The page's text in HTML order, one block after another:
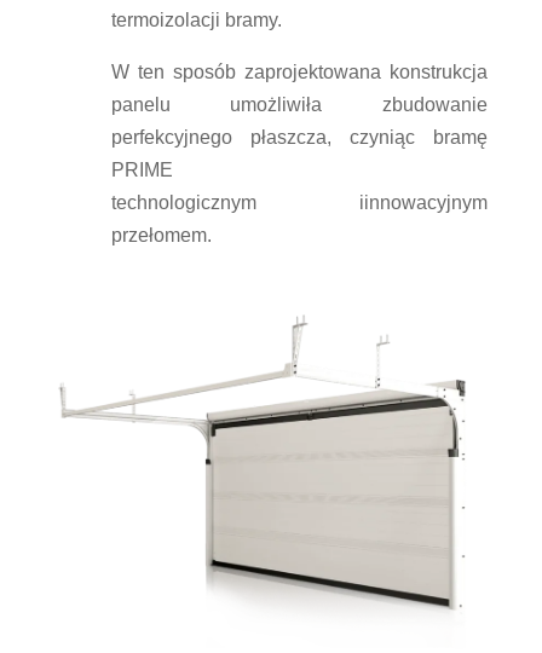
termoizolacji bramy.
W ten sposób zaprojektowana konstrukcja
panelu umożliwiła zbudowanie
perfekcyjnego płaszcza, czyniąc bramę
PRIME
technologicznym iinnowacyjnym
przełomem.